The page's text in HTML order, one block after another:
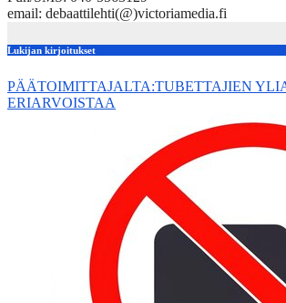
email: debaattilehti(@)victoriamedia.fi
Lukijan kirjoitukset
PÄÄTOIMITTAJALTA:TUBETTAJIEN
ERIARVOISTAA